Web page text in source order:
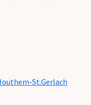
St.Gerlach